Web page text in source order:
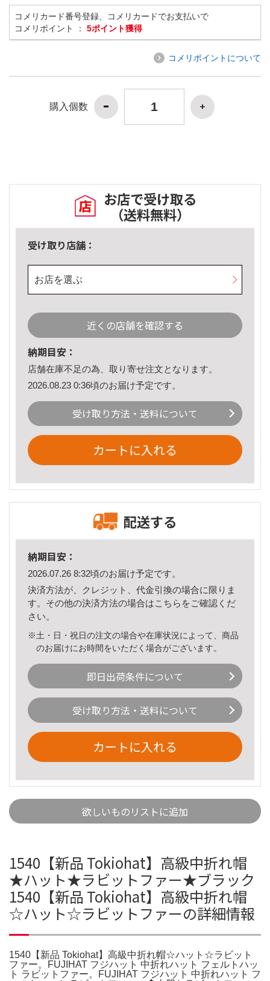
コメリカード番号登録、コメリカードでお支払いで
コメリポイント ： 5ポイント獲得
コメリポイントについて
購入個数
お店で受け取る
（送料無料）
受け取り店舗：
お店を選ぶ
近くの店舗を確認する
納期目安：
店舗在庫不足の為、取り寄せ注文となります。
2026.08.23 0:36頃のお届け予定です。
受け取り方法・送料について
カートに入れる
配送する
納期目安：
2026.07.26 8:32頃のお届け予定です。
決済方法が、クレジット、代金引換の場合に限りま
す。その他の決済方法の場合はこちら をご確認くだ
さい。
※土・日・祝日の注文の場合や在庫状況によって、商品
のお届けにお時間をいただく場合がございます。
即日出荷条件について
受け取り方法・送料について
カートに入れる
欲しいものリストに追加
1540【新品 Tokiohat】高級中折れ帽
★ハット★ラビットファー★ブラック
1540【新品 Tokiohat】高級中折れ帽
☆ハット☆ラビットファーの詳細情報
1540【新品 Tokiohat】高級中折れ帽☆ハット☆ラビット
ファー。FUJIHAT フジハット 中折れハット フェルトハッ
ト ラビットファー。FUJIHAT フジハット 中折れハット フ